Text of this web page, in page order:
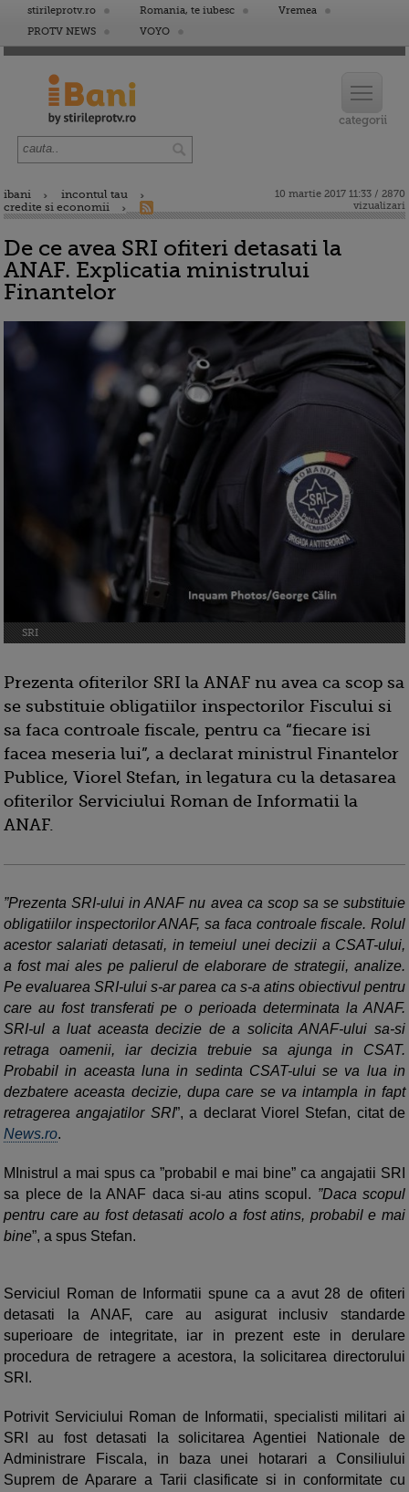
stirileprotv.ro Romania, te iubesc
Vremea
PROTV NEWS
VOYO
ibani
incontul tau
credite si economii
10 martie 2017 11:33 / 2870
vizualizari
De ce avea SRI ofiteri detasati la
ANAF. Explicatia ministrului
Finantelor
SRI
Prezenta ofiterilor SRI la ANAF nu avea ca scop sa
se substituie obligatiilor inspectorilor Fiscului si
sa faca controale fiscale, pentru ca “fiecare isi
facea meseria lui”, a declarat ministrul Finantelor
Publice, Viorel Stefan, in legatura cu la detasarea
ofiterilor Serviciului Roman de Informatii la
ANAF.
”Prezenta SRI-ului in ANAF nu avea ca scop sa se substituie
obligatiilor inspectorilor ANAF, sa faca controale fiscale. Rolul
acestor salariati detasati, in temeiul unei decizii a CSAT-ului,
a fost mai ales pe palierul de elaborare de strategii, analize.
Pe evaluarea SRI-ului s-ar parea ca s-a atins obiectivul pentru
care au fost transferati pe o perioada determinata la ANAF.
SRI-ul a luat aceasta decizie de a solicita ANAF-ului sa-si
retraga oamenii, iar decizia trebuie sa ajunga in CSAT.
Probabil in aceasta luna in sedinta CSAT-ului se va lua in
dezbatere aceasta decizie, dupa care se va intampla in fapt
retragerea angajatilor SRI”, a declarat Viorel Stefan, citat de
News.ro.
MInistrul a mai spus ca ”probabil e mai bine” ca angajatii SRI
sa plece de la ANAF daca si-au atins scopul. ”Daca scopul
pentru care au fost detasati acolo a fost atins, probabil e mai
bine”, a spus Stefan.
Serviciul Roman de Informatii spune ca a avut 28 de ofiteri
detasati la ANAF, care au asigurat inclusiv standarde
superioare de integritate, iar in prezent este in derulare
procedura de retragere a acestora, la solicitarea directorului
SRI.
Potrivit Serviciului Roman de Informatii, specialisti militari ai
SRI au fost detasati la solicitarea Agentiei Nationale de
Administrare Fiscala, in baza unei hotarari a Consiliului
Suprem de Aparare a Tarii clasificate si in conformitate cu